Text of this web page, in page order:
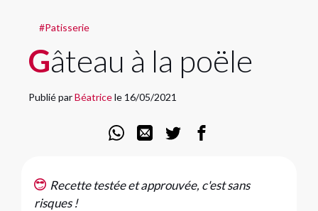
#Patisserie
Gâteau à la poële
Publié parBéatricele 16/05/2021
Recette testée et approuvée, c'est sans
risques !